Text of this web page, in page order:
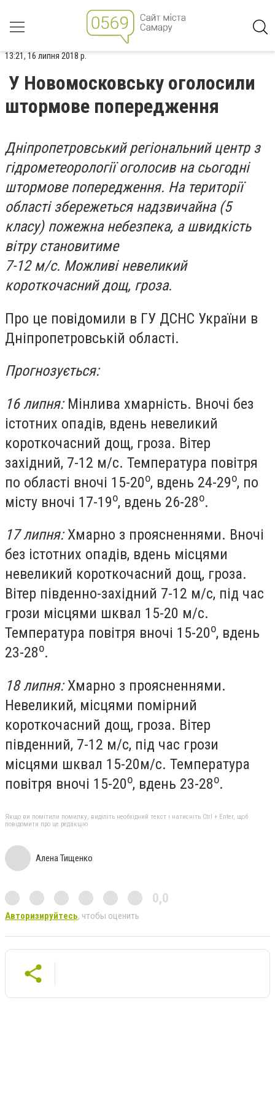
13:21, 16 липня 2018 р.
У Новомосковську оголосили
штормове попередження
Дніпропетровський регіональний центр з
гідрометеорології оголосив на сьогодні
штормове попередження. На території
області збережеться надзвичайна (5
класу) пожежна небезпека, а швидкість
вітру становитиме
7-12 м/с. Можливіневеликий
короткочасний дощ, гроза.
Про це повідомили в ГУ ДСНС України в
Дніпропетровській області.
Прогнозується:
16 липня:Мінлива хмарність. Вночі без
істотних опадів, вдень невеликий
короткочасний дощ, гроза. Вітер
західний, 7-12 м/с. Температура повітря
по області вночі 15-20о, вдень 24-29о, по
місту вночі 17-19о, вдень 26-28о.
17 липня:Хмарно з проясненнями. Вночі
без істотних опадів, вдень місцями
невеликий короткочасний дощ, гроза.
Вітер південно-західний 7-12 м/с, під час
грози місцями шквал 15-20 м/с.
Температура повітря вночі 15-20о, вдень
23-28о.
18 липня:Хмарно з проясненнями.
Невеликий, місцями помірний
короткочасний дощ, гроза. Вітер
південний, 7-12 м/с, під час грози
місцями шквал 15-20м/с. Температура
повітря вночі 15-20о, вдень 23-28о.
Якщо ви помітили помилку, виділіть необхідний текст і натисніть Ctrl + Enter, щоб
повідомити про це редакцію
Алена Тищенко
0,0
Авторизируйтесь, чтобы оценить